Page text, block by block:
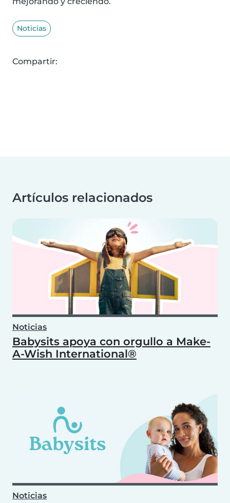
Noticias
Compartir:
Artículos relacionados
Noticias
Babysits apoya con orgullo a Make-
A-Wish International®
Noticias